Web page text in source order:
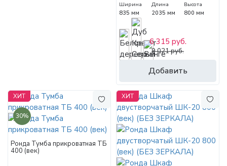
Ширина
835 мм
Длина
2035 мм
Высота
800 мм
Добавить
6 315 руб.
9 021 руб.
ХИТ
30%
Ронда Тумба прикроватная ТБ
400 (век)
ХИТ